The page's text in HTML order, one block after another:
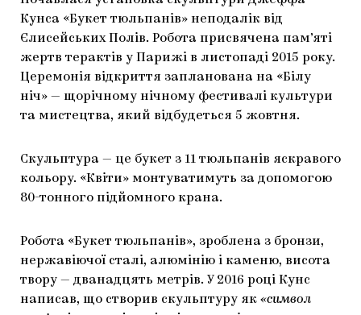
ГАЛЕРЕЇ
АРТЦЕНТРИ
КНИЖКИ І ЖУРНАЛИ
ЯК ПІДТРИМУВАТИ УКРАЇНСЬКЕ МИСТЕЦТВО
МАРІУПОЛЬСЬКІ МАРГІНАЛІЇ
CARPATHIAN CULT ПРО РІЗДВЯНІ СВЯТА
Кунса «Букет тюльпанів» неподалік від
Єлисейських Полів. Робота присвячена пам’яті
жертв терактів у Парижі в листопаді 2015 року.
Церемонія відкриття запланована на «Білу
ніч» — щорічному нічному фестивалі культури
та мистецтва, який відбудеться 5 жовтня.
Скульптура — це букет з 11 тюльпанів яскравого
кольору. «Квіти» монтуватимуть за допомогою
80-тонного підйомного крана.
Робота «Букет тюльпанів», зроблена з бронзи,
нержавіючої сталі, алюмінію і каменю, висота
твору — дванадцять метрів. У 2016 році Кунс
написав, що створив скульптуру як «символ